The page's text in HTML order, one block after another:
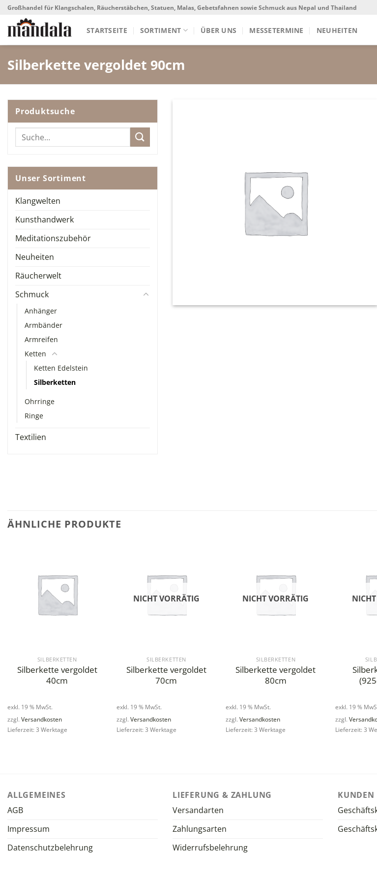
Skip
content
Großhandel für Klangschalen, Räucherstäbchen, Statuen, Malas, Gebetsfahnen sowie Schmuck aus Nepal und Thailand
STARTSEITE SORTIMENT ÜBER UNS MESSETERMINE NEUHEITEN
Silberkette vergoldet 90cm
Produktsuche
Suche
nach:
Unser Sortiment
Klangwelten
Kunsthandwerk
Meditationszubehör
Neuheiten
Räucherwelt
Schmuck
Anhänger
Armbänder
Armreifen
Ketten
Ketten Edelstein
Silberketten
Ohrringe
Ringe
Textilien
ÄHNLICHE PRODUKTE
SILBERKETTEN
Silberkette vergoldet
40cm
exkl. 19 % MwSt.
zzgl. Versandkosten
Lieferzeit: 3 Werktage
NICHT VORRÄTIG
SILBERKETTEN
Silberkette vergoldet
70cm
exkl. 19 % MwSt.
zzgl.Versandkosten
Lieferzeit: 3 Werktage
NICHT VORRÄTIG
SILBERKETTEN
Silberkette vergoldet
80cm
exkl. 19 % MwSt.
zzgl.Versandkosten
Lieferzeit: 3 Werktage
exkl. 19 %
zzgl.
Lieferzeit: 3
ALLGEMEINES
AGB
Impressum
Datenschutzbelehrung
LIEFERUNG & ZAHLUNG
Versandarten
Zahlungsarten
Widerrufsbelehrung
KUNDEN